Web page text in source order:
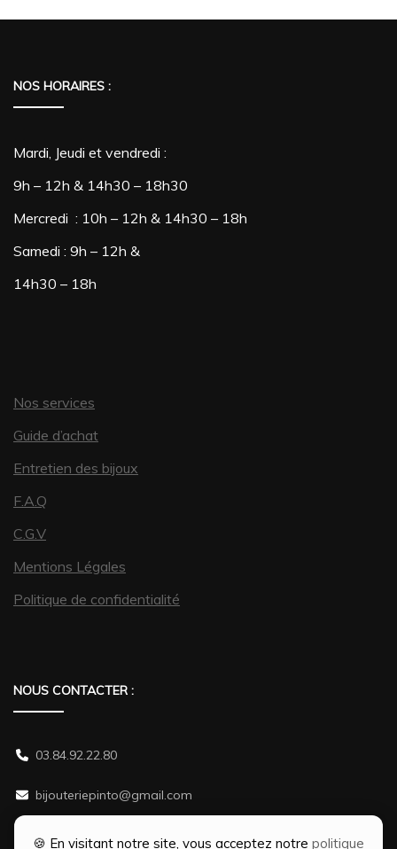
🍪 En visitant notre site, vous acceptez notre politique
NOS HORAIRES :
Mardi, Jeudi et vendredi :
9h – 12h & 14h30 – 18h30
Mercredi : 10h – 12h & 14h30 – 18h
Samedi : 9h – 12h &
14h30 – 18h
Nos services
Guide d’achat
Entretien des bijoux
F.A.Q
C.G.V
Mentions Légales
Politique de confidentialité
NOUS CONTACTER :
03.84.92.22.80
bijouteriepinto@gmail.com
38 rue Gambetta 70500 JUSSEY